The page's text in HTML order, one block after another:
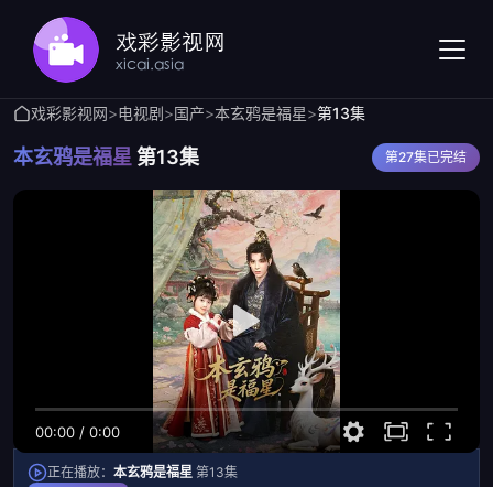
戏彩影视网>电视剧>国产>本玄鸦是福星>第13集
本玄鸦是福星 第13集 第27集已完结
00:00 / 0:00
正在播放： 本玄鸦是福星 第13集